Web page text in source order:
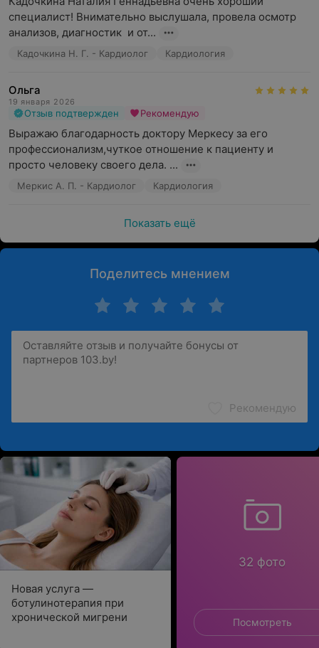
специалист! Внимательно выслушала, провела осмотр
анализов, диагностик  и от...
Кадочкина Н. Г. - Кардиолог Кардиология
Ольга
19 января 2026
Отзыв подтвержден Рекомендую
Выражаю благодарность доктору Меркесу за его
профессионализм,чуткое отношение к пациенту и
просто человеку своего дела. ...
Меркис А. П. - Кардиолог Кардиология
Показать ещё
Поделитесь мнением
Рекомендую
Новая услуга —
ботулинотерапия при
хронической мигрени
32 фото
Посмотреть